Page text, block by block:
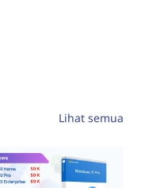
Lihat semua